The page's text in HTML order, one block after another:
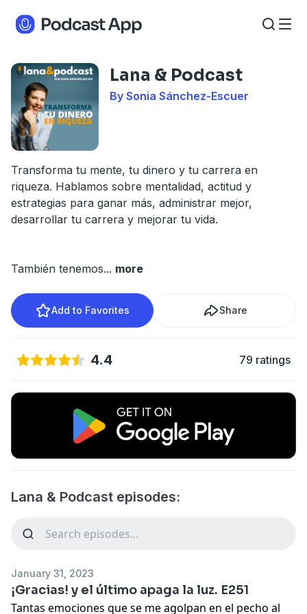
Lana & Podcast
By Sonia Sánchez-Escuer
Transforma tu mente, tu dinero y tu carrera en
riqueza. Hablamos sobre mentalidad, actitud y
estrategias para ganar más, administrar mejor,
desarrollar tu carrera y mejorar tu vida.
También tenemos... more
Add to Favorites Share
4.4 79 ratings
Lana & Podcast episodes:
January 31, 2023
¡Gracias! y el último apaga la luz. E251
Tantas emociones que se me agolpan en el pecho al